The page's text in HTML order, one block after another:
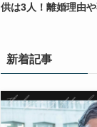
供は3人！離婚理由
新着記事